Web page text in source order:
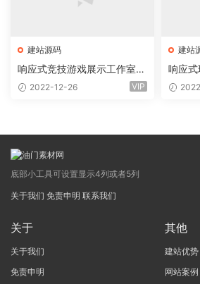
建站源码
响应式竞技游戏展示工作室网
站eyoucms易优模板(pc+wa
2022-12-26 VIP
建站
响应式
站
底部小工具可设置显示4列或者5列
关于我们 免责申明 联系我们
关于
关于我们
免责申明
其他
建站优势
网站案例